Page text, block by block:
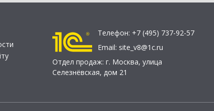
Телефон: +7 (495) 737-92-57
Email: site_v8@1c.ru
Отдел продаж: г. Москва, улица
Селезнёвская, дом 21